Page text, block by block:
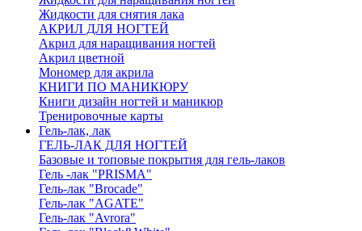
Жидкости для снятия лака
АКРИЛ ДЛЯ НОГТЕЙ
Акрил для наращивания ногтей
Акрил цветной
Мономер для акрила
КНИГИ ПО МАНИКЮРУ
Книги дизайн ногтей и маникюр
Тренировочные карты
Гель-лак, лак
ГЕЛЬ-ЛАК ДЛЯ НОГТЕЙ
Базовые и топовые покрытия для гель-лаков
Гель -лак "PRISMA"
Гель-лак "Brocade"
Гель-лак "AGATE"
Гель-лак "Avrora"